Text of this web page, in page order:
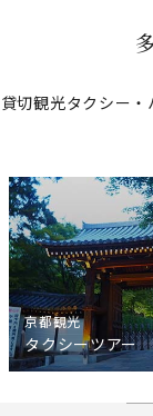
貸切観光タクシー
京都観光
タクシーツアー